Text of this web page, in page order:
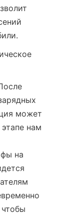
может
нам
на